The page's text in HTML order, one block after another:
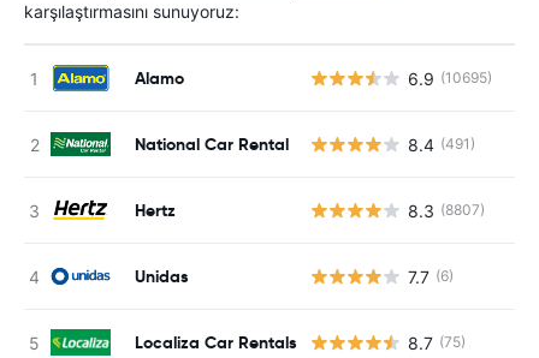
karşılaştırmasını sunuyoruz:
Alamo 6.9 (10695)
National Car Rental 8.4 (491)
Hertz 8.3 (8807)
Unidas 7.7 (6)
Localiza Car Rentals 8.7 (75)